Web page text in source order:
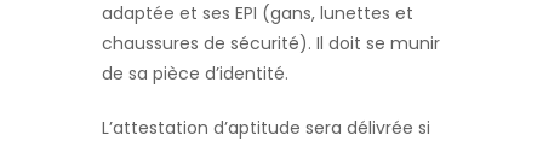
adaptée et ses EPI (gans, lunettes et
chaussures de sécurité). Il doit se munir
de sa pièce d’identité.
L’attestation d’aptitude sera délivrée si